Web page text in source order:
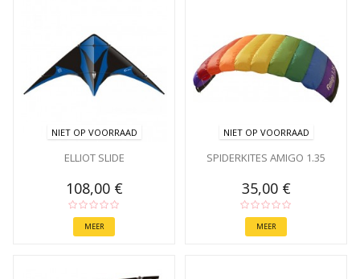
NIET OP VOORRAAD
ELLIOT SLIDE
108,00 €
MEER
NIET OP VOORRAAD
SPIDERKITES AMIGO 1.35
35,00 €
MEER